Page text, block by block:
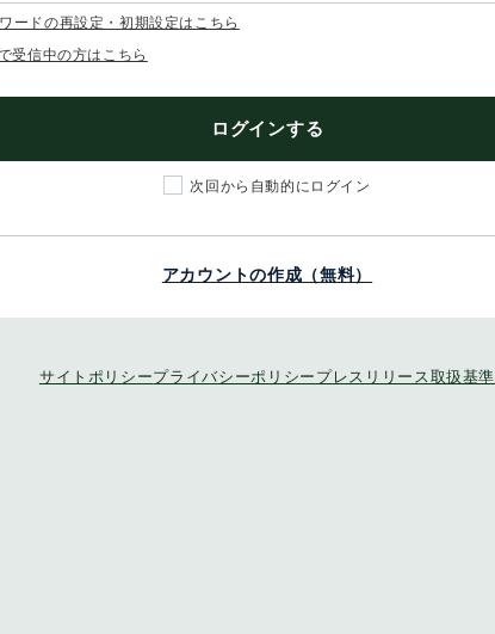
ードの再設定・初期設定はこちら
受信中の方はこちら
ログインする
次回から自動的にログイン
アカウントの作成（無料）
サイトポリシープライバシーポリシー プレスリリース取扱基準